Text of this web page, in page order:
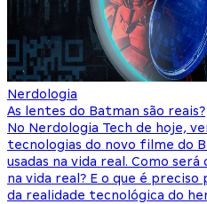
Nerdologia
As lentes do Batman são reais?
No Nerdologia Tech de hoje,
tecnologias do novo filme do
usadas na vida real. Como
na vida real? E o que é
da realidade tecnológica do